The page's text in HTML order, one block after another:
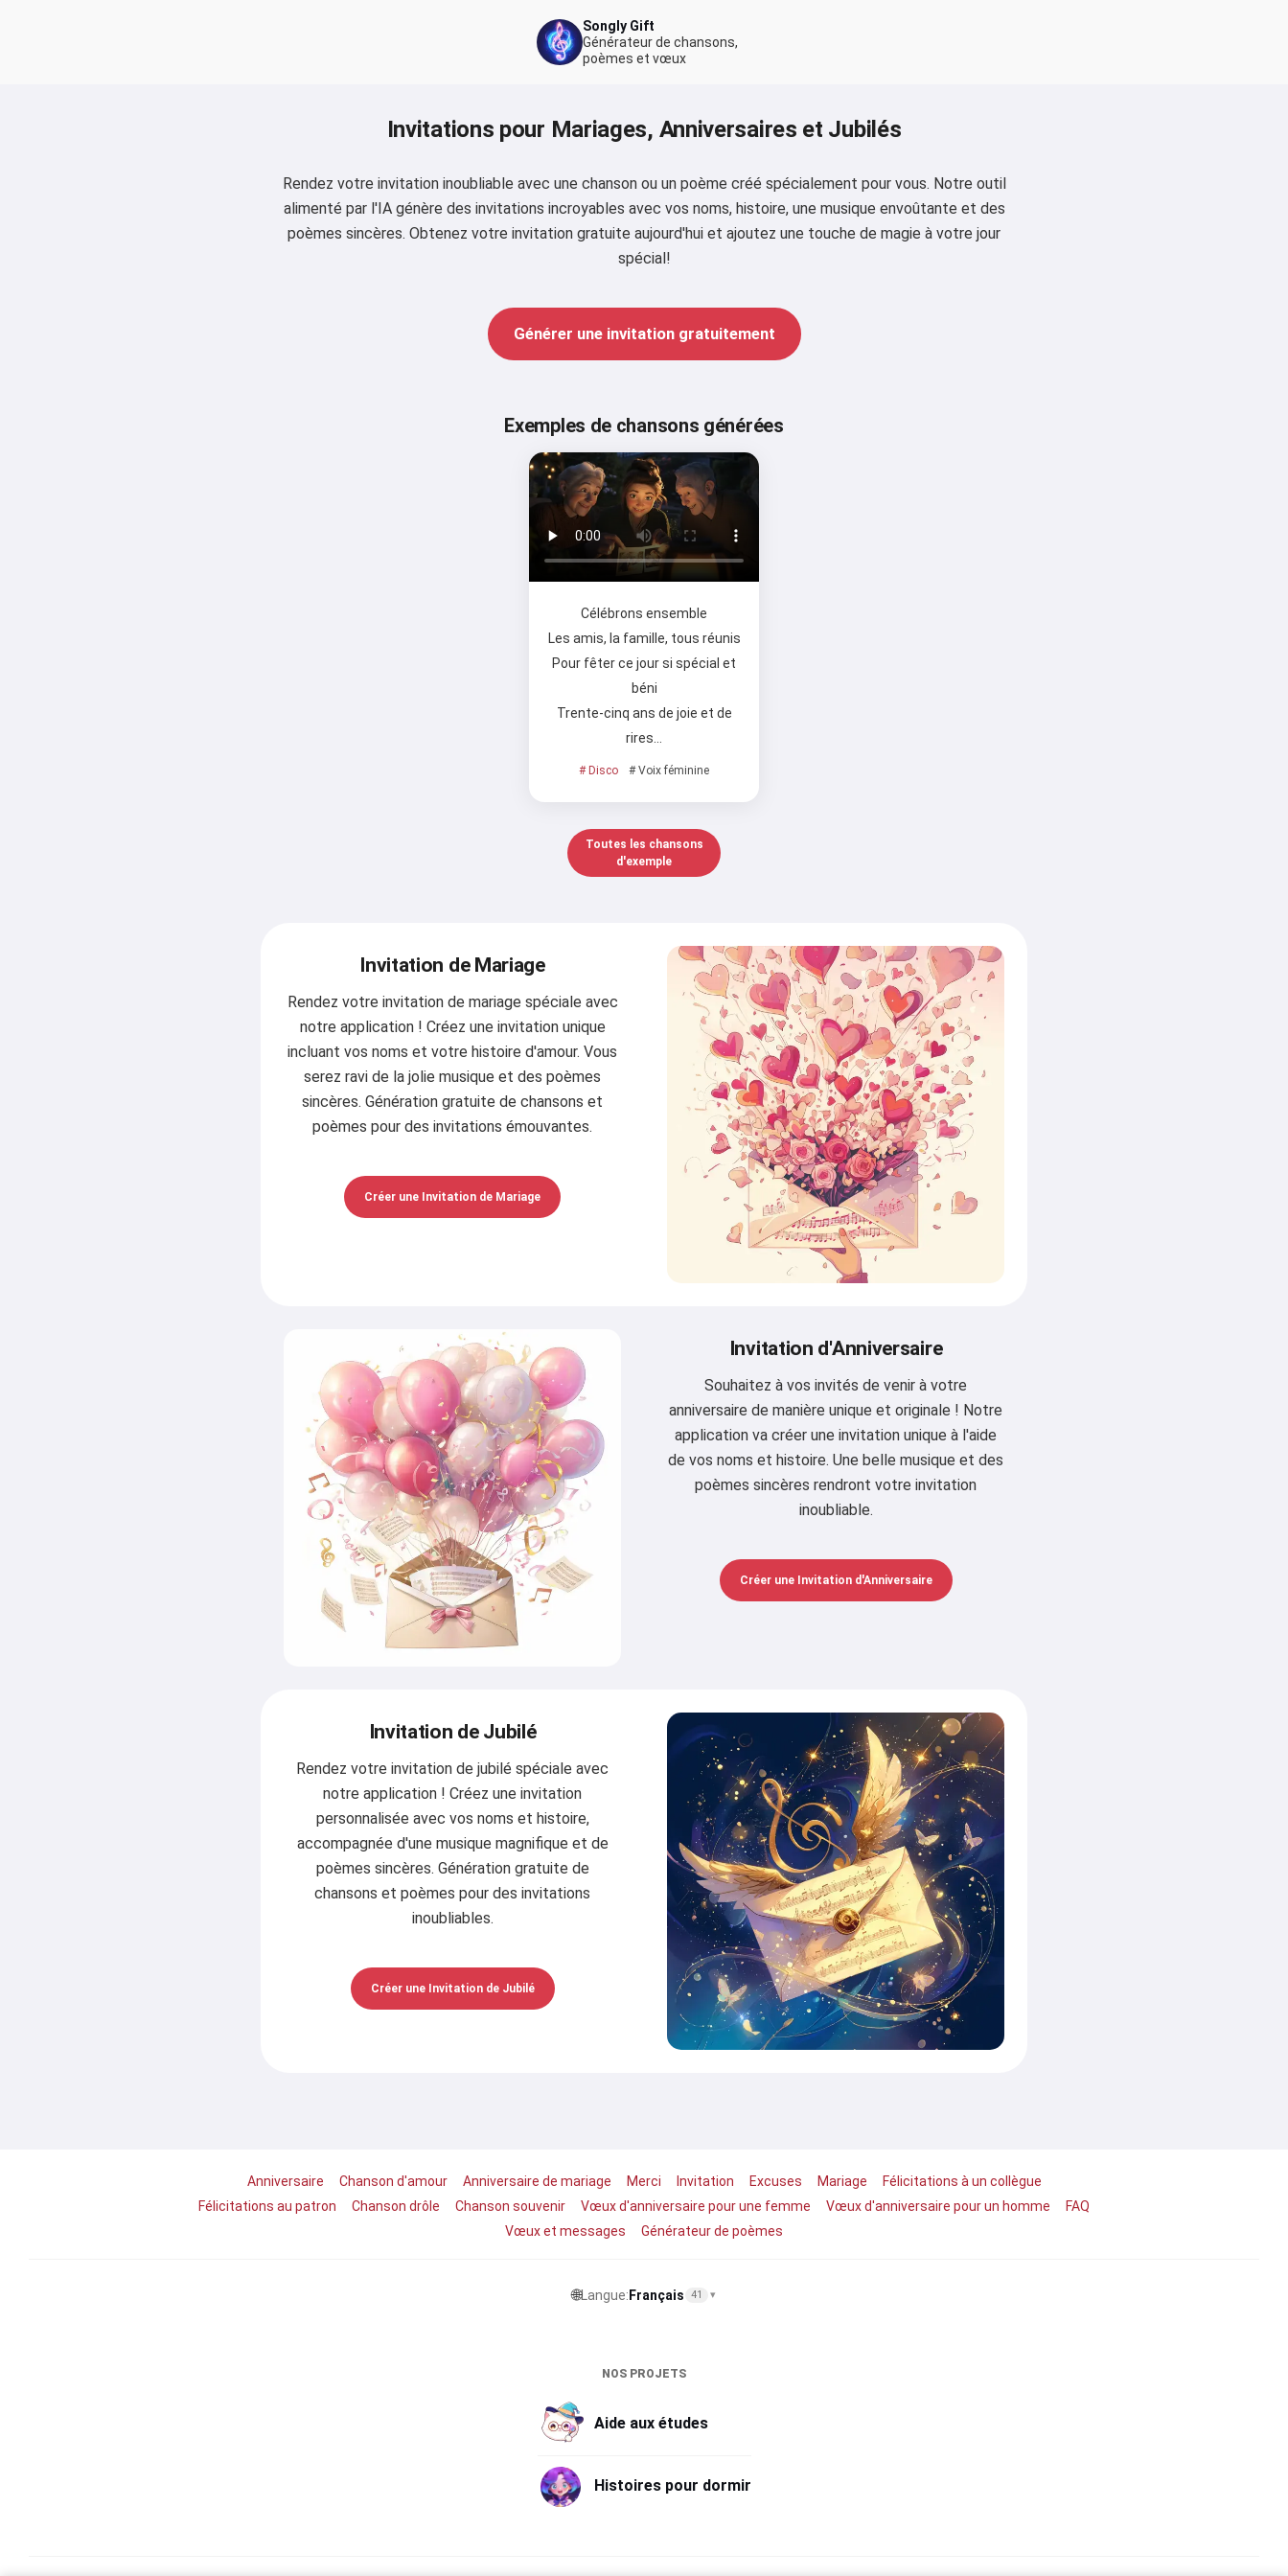
Songly Gift
Générateur de chansons,
poèmes et vœux
Invitations pour Mariages, Anniversaires et Jubilés
Rendez votre invitation inoubliable avec une chanson ou un poème créé spécialement pour vous. Notre outil
alimenté par l'IA génère des invitations incroyables avec vos noms, histoire, une musique envoûtante et des
poèmes sincères. Obtenez votre invitation gratuite aujourd'hui et ajoutez une touche de magie à votre jour
spécial!
Générer une invitation gratuitement
Exemples de chansons générées
Célébrons ensemble
Les amis, la famille, tous réunis
Pour fêter ce jour si spécial et
béni
Trente-cinq ans de joie et de
rires…
# Disco # Voix féminine
Toutes les chansons
d'exemple
Invitation de Mariage
Rendez votre invitation de mariage spéciale avec
notre application ! Créez une invitation unique
incluant vos noms et votre histoire d'amour. Vous
serez ravi de la jolie musique et des poèmes
sincères. Génération gratuite de chansons et
poèmes pour des invitations émouvantes.
Créer une Invitation de Mariage
Invitation d'Anniversaire
Souhaitez à vos invités de venir à votre
anniversaire de manière unique et originale ! Notre
application va créer une invitation unique à l'aide
de vos noms et histoire. Une belle musique et des
poèmes sincères rendront votre invitation
inoubliable.
Créer une Invitation d'Anniversaire
Invitation de Jubilé
Rendez votre invitation de jubilé spéciale avec
notre application ! Créez une invitation
personnalisée avec vos noms et histoire,
accompagnée d'une musique magnifique et de
poèmes sincères. Génération gratuite de
chansons et poèmes pour des invitations
inoubliables.
Créer une Invitation de Jubilé
Anniversaire Chanson d'amour Anniversaire de mariage Merci Invitation Excuses Mariage
Félicitations à un collègue
Félicitations au patron
Chanson drôle Chanson souvenir Vœux d'anniversaire pour une femme Vœux d'anniversaire pour un homme
FAQ
Vœux et messages
Générateur de poèmes
🌐Langue: Français 41 ▾
NOS PROJETS
Aide aux études
Histoires pour dormir